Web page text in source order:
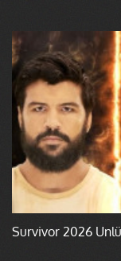
Survivor 2026